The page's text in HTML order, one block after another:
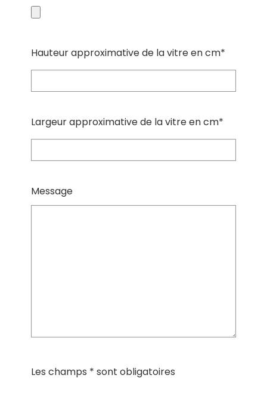
Hauteur approximative de la vitre en cm*
Largeur approximative de la vitre en cm*
Message
Les champs * sont obligatoires